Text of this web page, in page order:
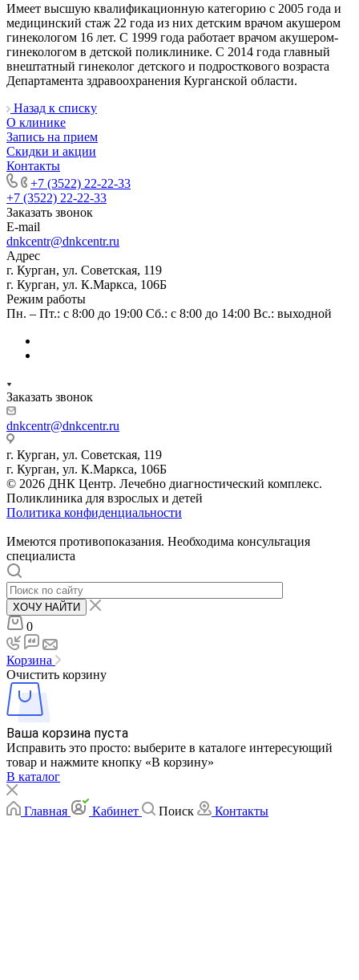
Имеет высшую квалификационную категорию с 2005 года и
медицинский стаж 22 года из них детским врачом акушером
гинекологом 16 лет. С 1999 года работает врачом акушером-
гинекологом в детской поликлинике. С 2014 года главный
внештатный гинеколог детского и подросткового возраста
Департамента здравоохранения Курганской области.
Назад к списку
О клинике
Запись на прием
Скидки и акции
Контакты
+7 (3522) 22-22-33
+7 (3522) 22-22-33
Заказать звонок
E-mail
dnkcentr@dnkcentr.ru
Адрес
г. Курган, ул. Советская, 119
г. Курган, ул. К.Маркса, 106Б
Режим работы
Пн. – Пт.: с 8:00 до 19:00 Сб.: с 8:00 до 14:00 Вс.: выходной
Заказать звонок
dnkcentr@dnkcentr.ru
г. Курган, ул. Советская, 119
г. Курган, ул. К.Маркса, 106Б
© 2026 ДНК Центр. Лечебно диагностический комплекс.
Поликлиника для взрослых и детей
Политика конфиденциальности
Имеются противопоказания. Необходима консультация
специалиста
ХОЧУ НАЙТИ
0
Корзина
Очистить корзину
Ваша корзина пуста
Исправить это просто: выберите в каталоге интересующий
товар и нажмите кнопку «В корзину»
В каталог
Главная Кабинет Поиск Контакты